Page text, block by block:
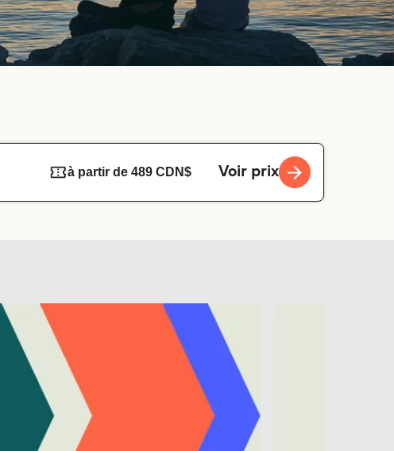
à partir de 489 CDN$ Voir prix